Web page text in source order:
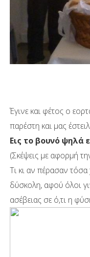
Έγινε και φέτος ο
παρέστη και μας
Εις το βουνό ψηλά
(Σκέψεις με αφορμή
Τι κι αν πέρασαν
δύσκολη, αφού όλοι
ασέβειας σε ό,τι η